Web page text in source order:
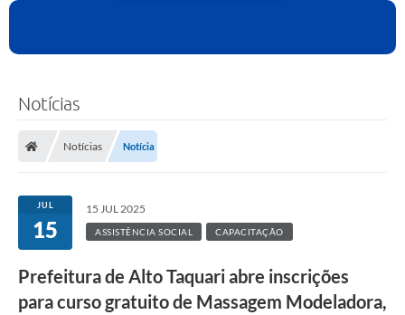
Notícias
Notícias Notícia
JUL
15
15 JUL 2025
ASSISTÊNCIA SOCIAL CAPACITAÇÃO
Prefeitura de Alto Taquari abre inscrições
para curso gratuito de Massagem Modeladora,